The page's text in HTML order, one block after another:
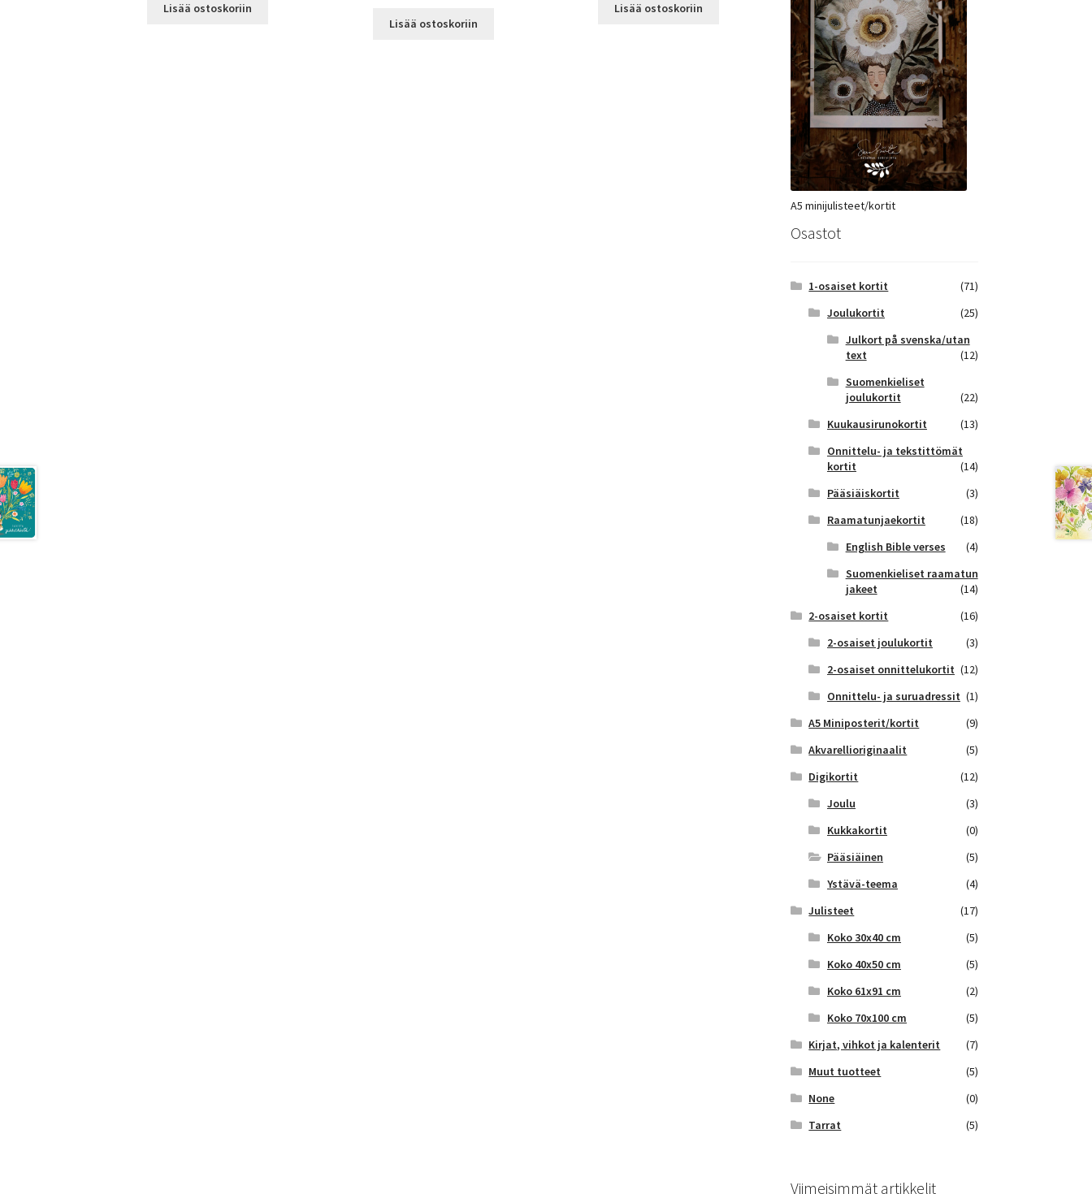
Lisää ostoskoriin
Lisää ostoskoriin
Lisää ostoskoriin
A5 minijulisteet/kortit
Osastot
1-osaiset kortit
(71)
Joulukortit
(25)
Julkort på svenska/utan
text
(12)
Suomenkieliset
joulukortit
(22)
Kuukausirunokortit
(13)
Onnittelu- ja tekstittömät
kortit
(14)
Pääsiäiskortit
(3)
Raamatunjaekortit
(18)
English Bible verses
(4)
Suomenkieliset raamatun
jakeet
(14)
2-osaiset kortit
(16)
2-osaiset joulukortit
(3)
2-osaiset onnittelukortit (12)
Onnittelu- ja suruadressit (1)
A5 Miniposterit/kortit
(9)
Akvarellioriginaalit
(5)
Digikortit
(12)
Joulu
(3)
Kukkakortit
(0)
Pääsiäinen
(5)
Ystävä-teema
(4)
Julisteet
(17)
Koko 30x40 cm
(5)
Koko 40x50 cm
(5)
Koko 61x91 cm
(2)
Koko 70x100 cm
(5)
Kirjat, vihkot ja kalenterit
(7)
Muut tuotteet
(5)
None
(0)
Tarrat
(5)
Viimeisimmät artikkelit